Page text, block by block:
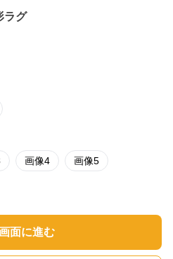
ラグ
画像4 画像5
面に進む